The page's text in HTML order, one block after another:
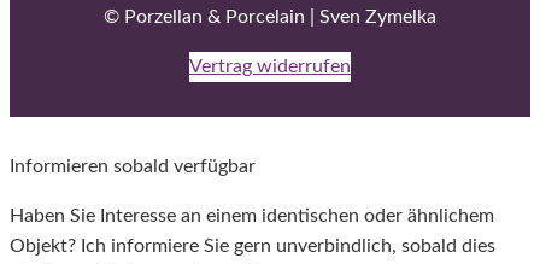
© Porzellan & Porcelain | Sven Zymelka
Vertrag widerrufen
Informieren sobald verfügbar
Haben Sie Interesse an einem identischen oder ähnlichem
Objekt? Ich informiere Sie gern unverbindlich, sobald dies